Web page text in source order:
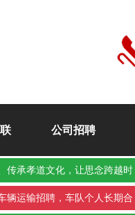
公司招聘
传承孝道文化，让思念跨越时
空
辆运输招聘，车队个人长期合